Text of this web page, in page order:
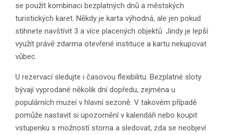
se použít kombinaci bezplatných dnů a městských
turistických karet. Někdy je karta výhodná, ale jen pokud
stihnete navštívit 3 a více placených objektů. Jindy je lepší
využít právě zdarma otevřené instituce a kartu nekupovat
vůbec.
U rezervací sledujte i časovou flexibilitu. Bezplatné sloty
bývají vyprodané několik dní dopředu, zejména u
populárních muzeí v hlavní sezoně. V takovém případě
pomůže nastavit si upozornění v kalendáři nebo koupit
vstupenku s možností storna a sledovat, zda se neobjeví